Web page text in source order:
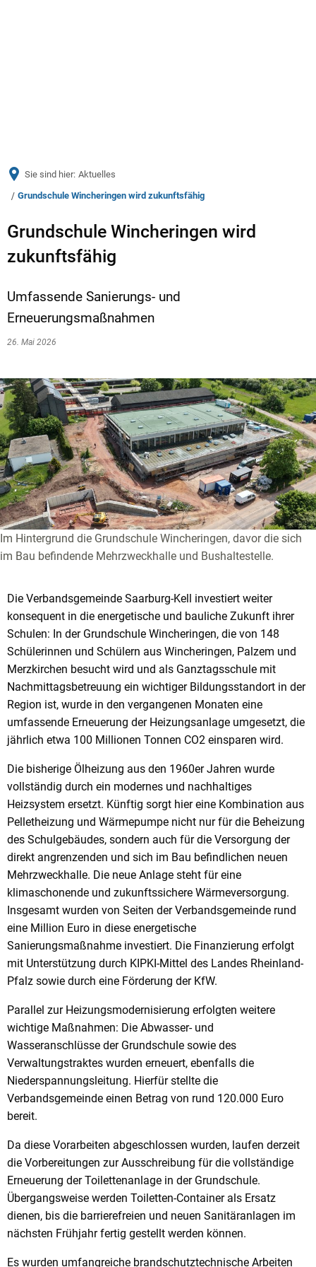
Sie sind hier: Aktuelles
Grundschule Wincheringen wird zukunftsfähig
Grundschule Wincheringen wird
zukunftsfähig
Umfassende Sanierungs- und
Erneuerungsmaßnahmen
26. Mai 2026
Im Hintergrund die Grundschule Wincheringen, davor die sich
im Bau befindende Mehrzweckhalle und Bushaltestelle.
Die Verbandsgemeinde Saarburg-Kell investiert weiter
konsequent in die energetische und bauliche Zukunft ihrer
Schulen: In der Grundschule Wincheringen, die von 148
Schülerinnen und Schülern aus Wincheringen, Palzem und
Merzkirchen besucht wird und als Ganztagsschule mit
Nachmittagsbetreuung ein wichtiger Bildungsstandort in der
Region ist, wurde in den vergangenen Monaten eine
umfassende Erneuerung der Heizungsanlage umgesetzt, die
jährlich etwa 100 Millionen Tonnen CO2 einsparen wird.
Die bisherige Ölheizung aus den 1960er Jahren wurde
vollständig durch ein modernes und nachhaltiges
Heizsystem ersetzt. Künftig sorgt hier eine Kombination aus
Pelletheizung und Wärmepumpe nicht nur für die Beheizung
des Schulgebäudes, sondern auch für die Versorgung der
direkt angrenzenden und sich im Bau befindlichen neuen
Mehrzweckhalle. Die neue Anlage steht für eine
klimaschonende und zukunftssichere Wärmeversorgung.
Insgesamt wurden von Seiten der Verbandsgemeinde rund
eine Million Euro in diese energetische
Sanierungsmaßnahme investiert. Die Finanzierung erfolgt
mit Unterstützung durch KIPKI-Mittel des Landes Rheinland-
Pfalz sowie durch eine Förderung der KfW.
Parallel zur Heizungsmodernisierung erfolgten weitere
wichtige Maßnahmen: Die Abwasser- und
Wasseranschlüsse der Grundschule sowie des
Verwaltungstraktes wurden erneuert, ebenfalls die
Niederspannungsleitung. Hierfür stellte die
Verbandsgemeinde einen Betrag von rund 120.000 Euro
bereit.
Da diese Vorarbeiten abgeschlossen wurden, laufen derzeit
die Vorbereitungen zur Ausschreibung für die vollständige
Erneuerung der Toilettenanlage in der Grundschule.
Übergangsweise werden Toiletten-Container als Ersatz
dienen, bis die barrierefreien und neuen Sanitäranlagen im
nächsten Frühjahr fertig gestellt werden können.
Es wurden umfangreiche brandschutztechnische Arbeiten